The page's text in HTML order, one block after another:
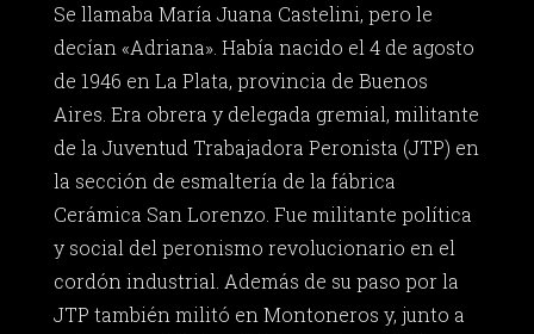
Se llamaba María Juana Castelini, pero le
decían «Adriana». Había nacido el 4 de agosto
de 1946 en La Plata, provincia de Buenos
Aires. Era obrera y delegada gremial, militante
de la Juventud Trabajadora Peronista (JTP) en
la sección de esmaltería de la fábrica
Cerámica San Lorenzo. Fue militante política
y social del peronismo revolucionario en el
cordón industrial. Además de su paso por la
JTP también militó en Montoneros y, junto a